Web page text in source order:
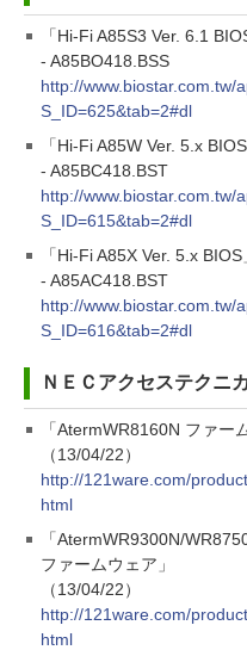
「Hi-Fi A85S3 Ver. 6.1
- A85BO418.BSS
http://www.biostar.com.tw/
S_ID=625&tab=2#dl
「Hi-Fi A85W Ver. 5.x BIOS
- A85BC418.BST
http://www.biostar.com.tw/
S_ID=615&tab=2#dl
「Hi-Fi A85X Ver. 5.x BIOS
- A85AC418.BST
http://www.biostar.com.tw/
S_ID=616&tab=2#dl
ＮＥＣアクセステクニ
「AtermWR8160N ファー
（13/04/22）
http://121ware.com/
html
「AtermWR9300N/
ファームウェア」
（13/04/22）
http://121ware.com/
html